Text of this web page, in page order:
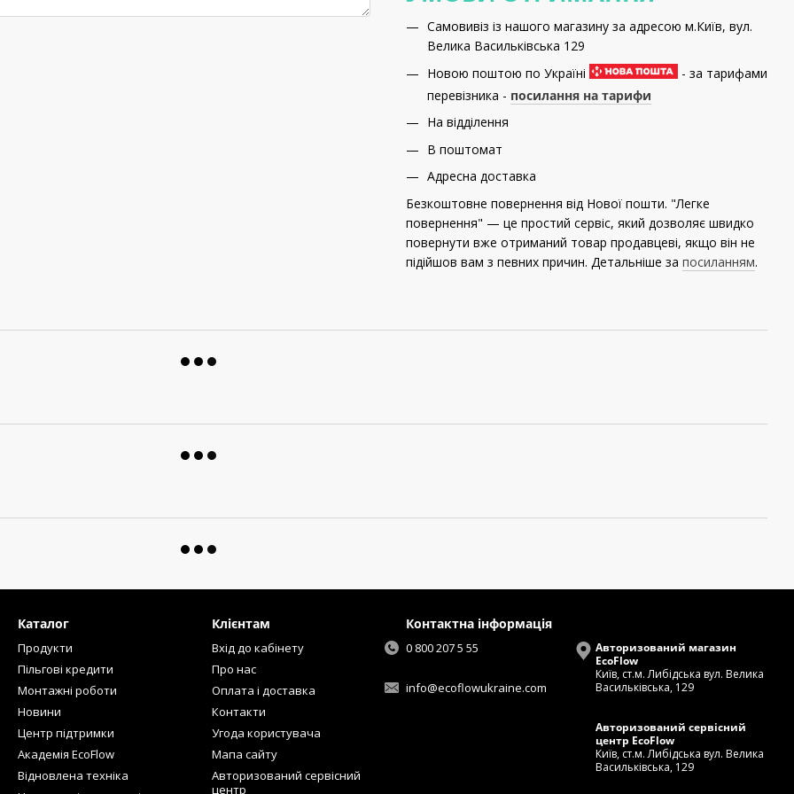
Самовивіз із нашого магазину за адресою м.Київ, вул.
Велика Васильківська 129
Новою поштою по Україні
- за тарифами
перевізника - посилання на тарифи
На відділення
В поштомат
Адресна доставка
Безкоштовне повернення від Нової пошти. "Легке
повернення" — це простий сервіс, який дозволяє швидко
повернути вже отриманий товар продавцеві, якщо він не
підійшов вам з певних причин. Детальніше за посиланням.
Каталог
Продукти
Пільгові кредити
Монтажні роботи
Новини
Центр підтримки
Академія EcoFlow
Відновлена техніка
Клієнтам
Вхід до кабінету
Про нас
Оплата і доставка
Контакти
Угода користувача
Мапа сайту
Авторизований сервісний
центр
Контактна інформація
0 800 207 5 55
info@ecoflowukraine.com
Авторизований магазин
EcoFlow
Київ, ст.м. Либідська вул. Велика
Васильківська, 129
Авторизований сервісний
центр EcoFlow
Київ, ст.м. Либідська вул. Велика
Васильківська, 129